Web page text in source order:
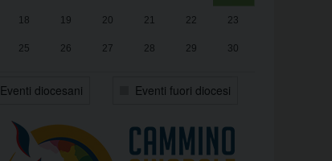
18 19 20 21 22 23
25 26 27 28 29 30
Eventi diocesani Eventi fuori diocesi